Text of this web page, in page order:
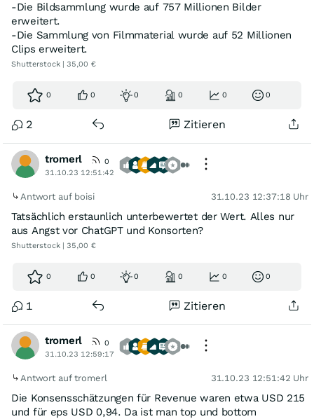
-Die Bildsammlung wurde auf 757 Millionen Bilder
erweitert.
-Die Sammlung von Filmmaterial wurde auf 52 Millionen
Clips erweitert.
Shutterstock | 35,00 €
0 0 0 0 0 0
2 Zitieren
tromerl
0
31.10.23 12:51:42
Antwort auf boisi 31.10.23 12:37:18 Uhr
Tatsächlich erstaunlich unterbewertet der Wert. Alles nur
aus Angst vor ChatGPT und Konsorten?
Shutterstock | 35,00 €
0 0 0 0 0 0
1 Zitieren
tromerl
0
31.10.23 12:59:17
Antwort auf tromerl 31.10.23 12:51:42 Uhr
Die Konsensschätzungen für Revenue waren etwa USD 215
und für eps USD 0,94. Da ist man top und bottom